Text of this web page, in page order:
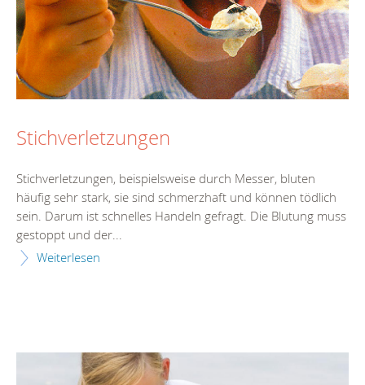
Stichverletzungen
Stichverletzungen, beispielsweise durch Messer, bluten
häufig sehr stark, sie sind schmerzhaft und können tödlich
sein. Darum ist schnelles Handeln gefragt. Die Blutung muss
gestoppt und der...
Weiterlesen